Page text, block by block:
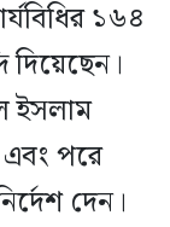
১৬৪
দিয়েছেন।
ইসলাম
পরে
দেন।